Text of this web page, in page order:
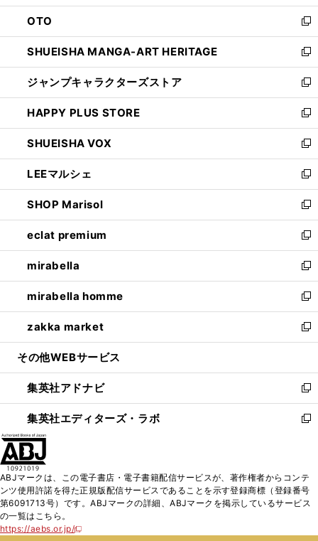
ウ
で
開
く
ン
ド
ウ
で
開
く
OTO
新
し
い
ウ
ィ
ン
ド
ウ
で
開
く
SHUEISHA MANGA-ART HERITAGE
新
し
い
ウ
ィ
ン
ド
ウ
で
開
く
ジャンプキャラクターズストア
新
し
い
ウ
ィ
ン
ド
ウ
で
開
く
HAPPY PLUS STORE
新
し
い
ウ
ィ
ン
ド
ウ
で
開
く
SHUEISHA VOX
新
し
い
ウ
ィ
ン
ド
ウ
で
開
く
LEEマルシェ
新
し
い
ウ
ィ
ン
ド
ウ
で
開
く
SHOP Marisol
新
し
い
ウ
ィ
ン
ド
ウ
で
開
eclat premium
新
し
い
ウ
ィ
ン
ド
ウ
開
く
mirabella
新
し
い
ウ
ィ
ン
ウ
で
開
く
mirabella homme
新
し
い
ウ
ン
ド
ウ
で
zakka market
新
し
ウ
ィ
ン
ド
く
その他WEBサービス
集英社アドナビ
新
し
い
ド
ウ
で
集英社エディターズ・ラボ
新
ィ
ン
ド
ABJマークは、この電子書店・電子書籍配信サービスが、著作権者からコンテ
ンツ使用許諾を得た正規版配信サービスであることを示す登録商標（登録番号
第6091713号）です。ABJマークの詳細、ABJマークを掲示しているサービス
の一覧はこちら。
https://aebs.or.jp/
新